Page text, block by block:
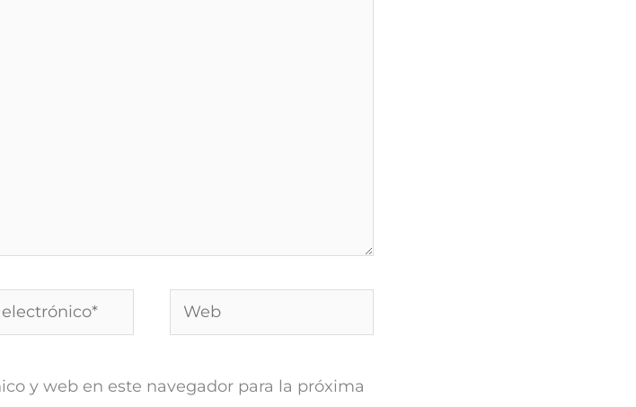
Web
y web en este navegador para la próxima